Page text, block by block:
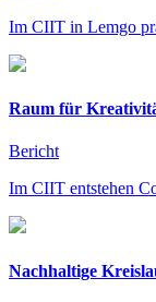
Im CIIT in Lemgo
Raum für
Bericht
Im CIIT entstehen
Nachhaltige